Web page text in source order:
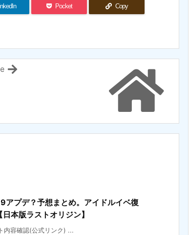
Pocket Copy
プデ？予想まとめ。アイドルイベ復
本版ラストオリジン】
内容確認(公式リンク) ...